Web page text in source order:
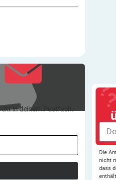
in deinem Postfach.
Die
nicht
dass
enthält.